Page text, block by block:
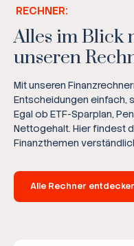
RECHNER:
Alles im Blick
unseren
Mit unseren
Entscheidungen einfach,
Egal ob ETF-Sparplan,
Nettogehalt. Hier findest
Finanzthemen
Alle Rechner